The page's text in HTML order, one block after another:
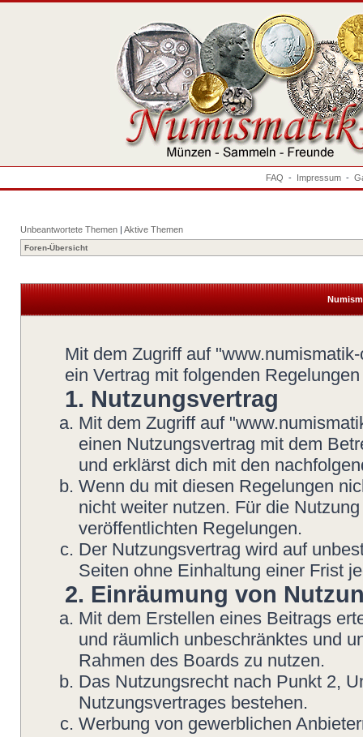
FAQ - Impressum -
Unbeantwortete Themen | Aktive Themen
Foren-Übersicht
Mit dem Zugriff auf
ein Vertrag mit folgenden
1. Nutzungsvertrag
Mit dem Zugriff auf
einen Nutzungsvertrag mit dem
und erklärst dich mit den
Wenn du mit diesen Regelungen
nicht weiter nutzen. Für die
veröffentlichten Regelungen.
Der Nutzungsvertrag wird auf
Seiten ohne Einhaltung einer Frist
2. Einräumung von
Mit dem Erstellen eines Beitrags
und räumlich unbeschränktes und
Rahmen des Boards zu nutzen.
Das Nutzungsrecht nach Punkt 2,
Nutzungsvertrages bestehen.
Werbung von gewerblichen